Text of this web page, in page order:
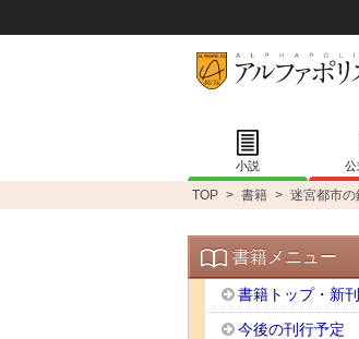
小説 公
TOP > 書籍 > 迷宮都市の
書籍メニュー
書籍トップ・新
今後の刊行予定